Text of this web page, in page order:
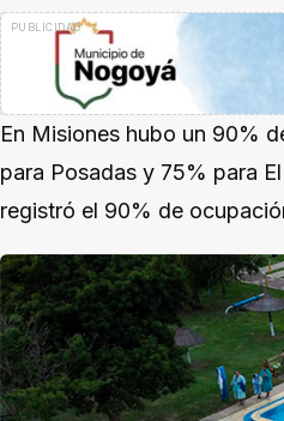
En Misiones hubo un 90%
para Posadas y 75% para
registró el 90% de